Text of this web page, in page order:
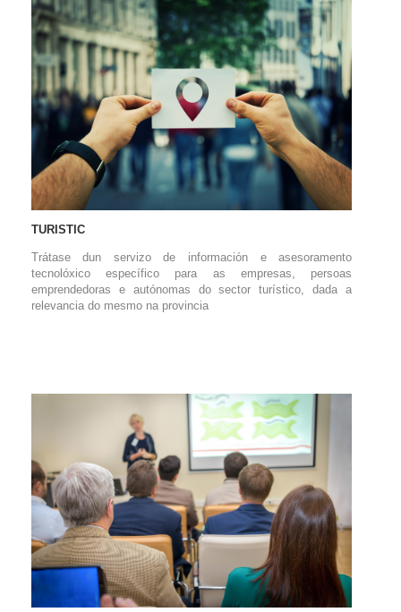
TURISTIC
Trátase dun servizo de información e asesoramento
tecnolóxico específico para as empresas, persoas
emprendedoras e autónomas do sector turístico, dada a
relevancia do mesmo na provincia